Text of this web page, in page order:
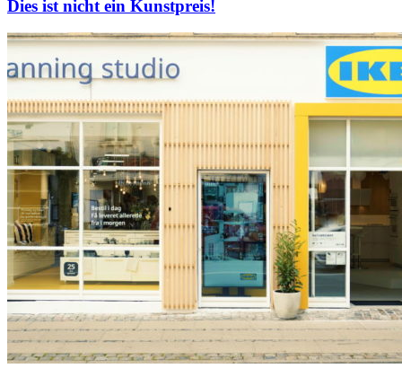
Dies ist nicht ein Kunstpreis!